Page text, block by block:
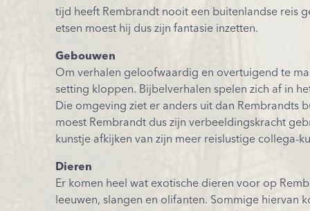
tijd heeft Rembrandt nooit een buitenlandse reis
etsen moest hij dus zijn fantasie inzetten.
Gebouwen
Om verhalen geloofwaardig en overtuigend te
setting kloppen. Bijbelverhalen spelen zich af in
Die omgeving ziet er anders uit dan Rembrandts
moest Rembrandt dus zijn verbeeldingskracht
kunstje afkijken van zijn meer reislustige collega-
Dieren
Er komen heel wat exotische dieren voor op
leeuwen, slangen en olifanten. Sommige hiervan